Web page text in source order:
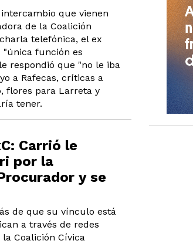
que vienen
de la Coalición
telefónica, el ex
función es
respondió que "no le iba
a Rafecas, críticas a
flores para Larreta y
tener.
Carrió le
por la
y se
de que su vínculo está
a través de redes
Coalición Cívica